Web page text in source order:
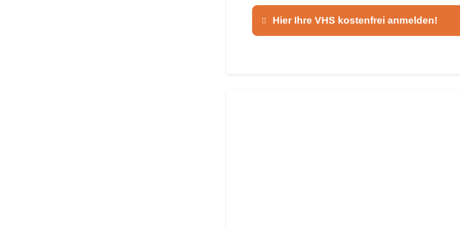
Hier Ihre VHS kostenfrei anmelden!